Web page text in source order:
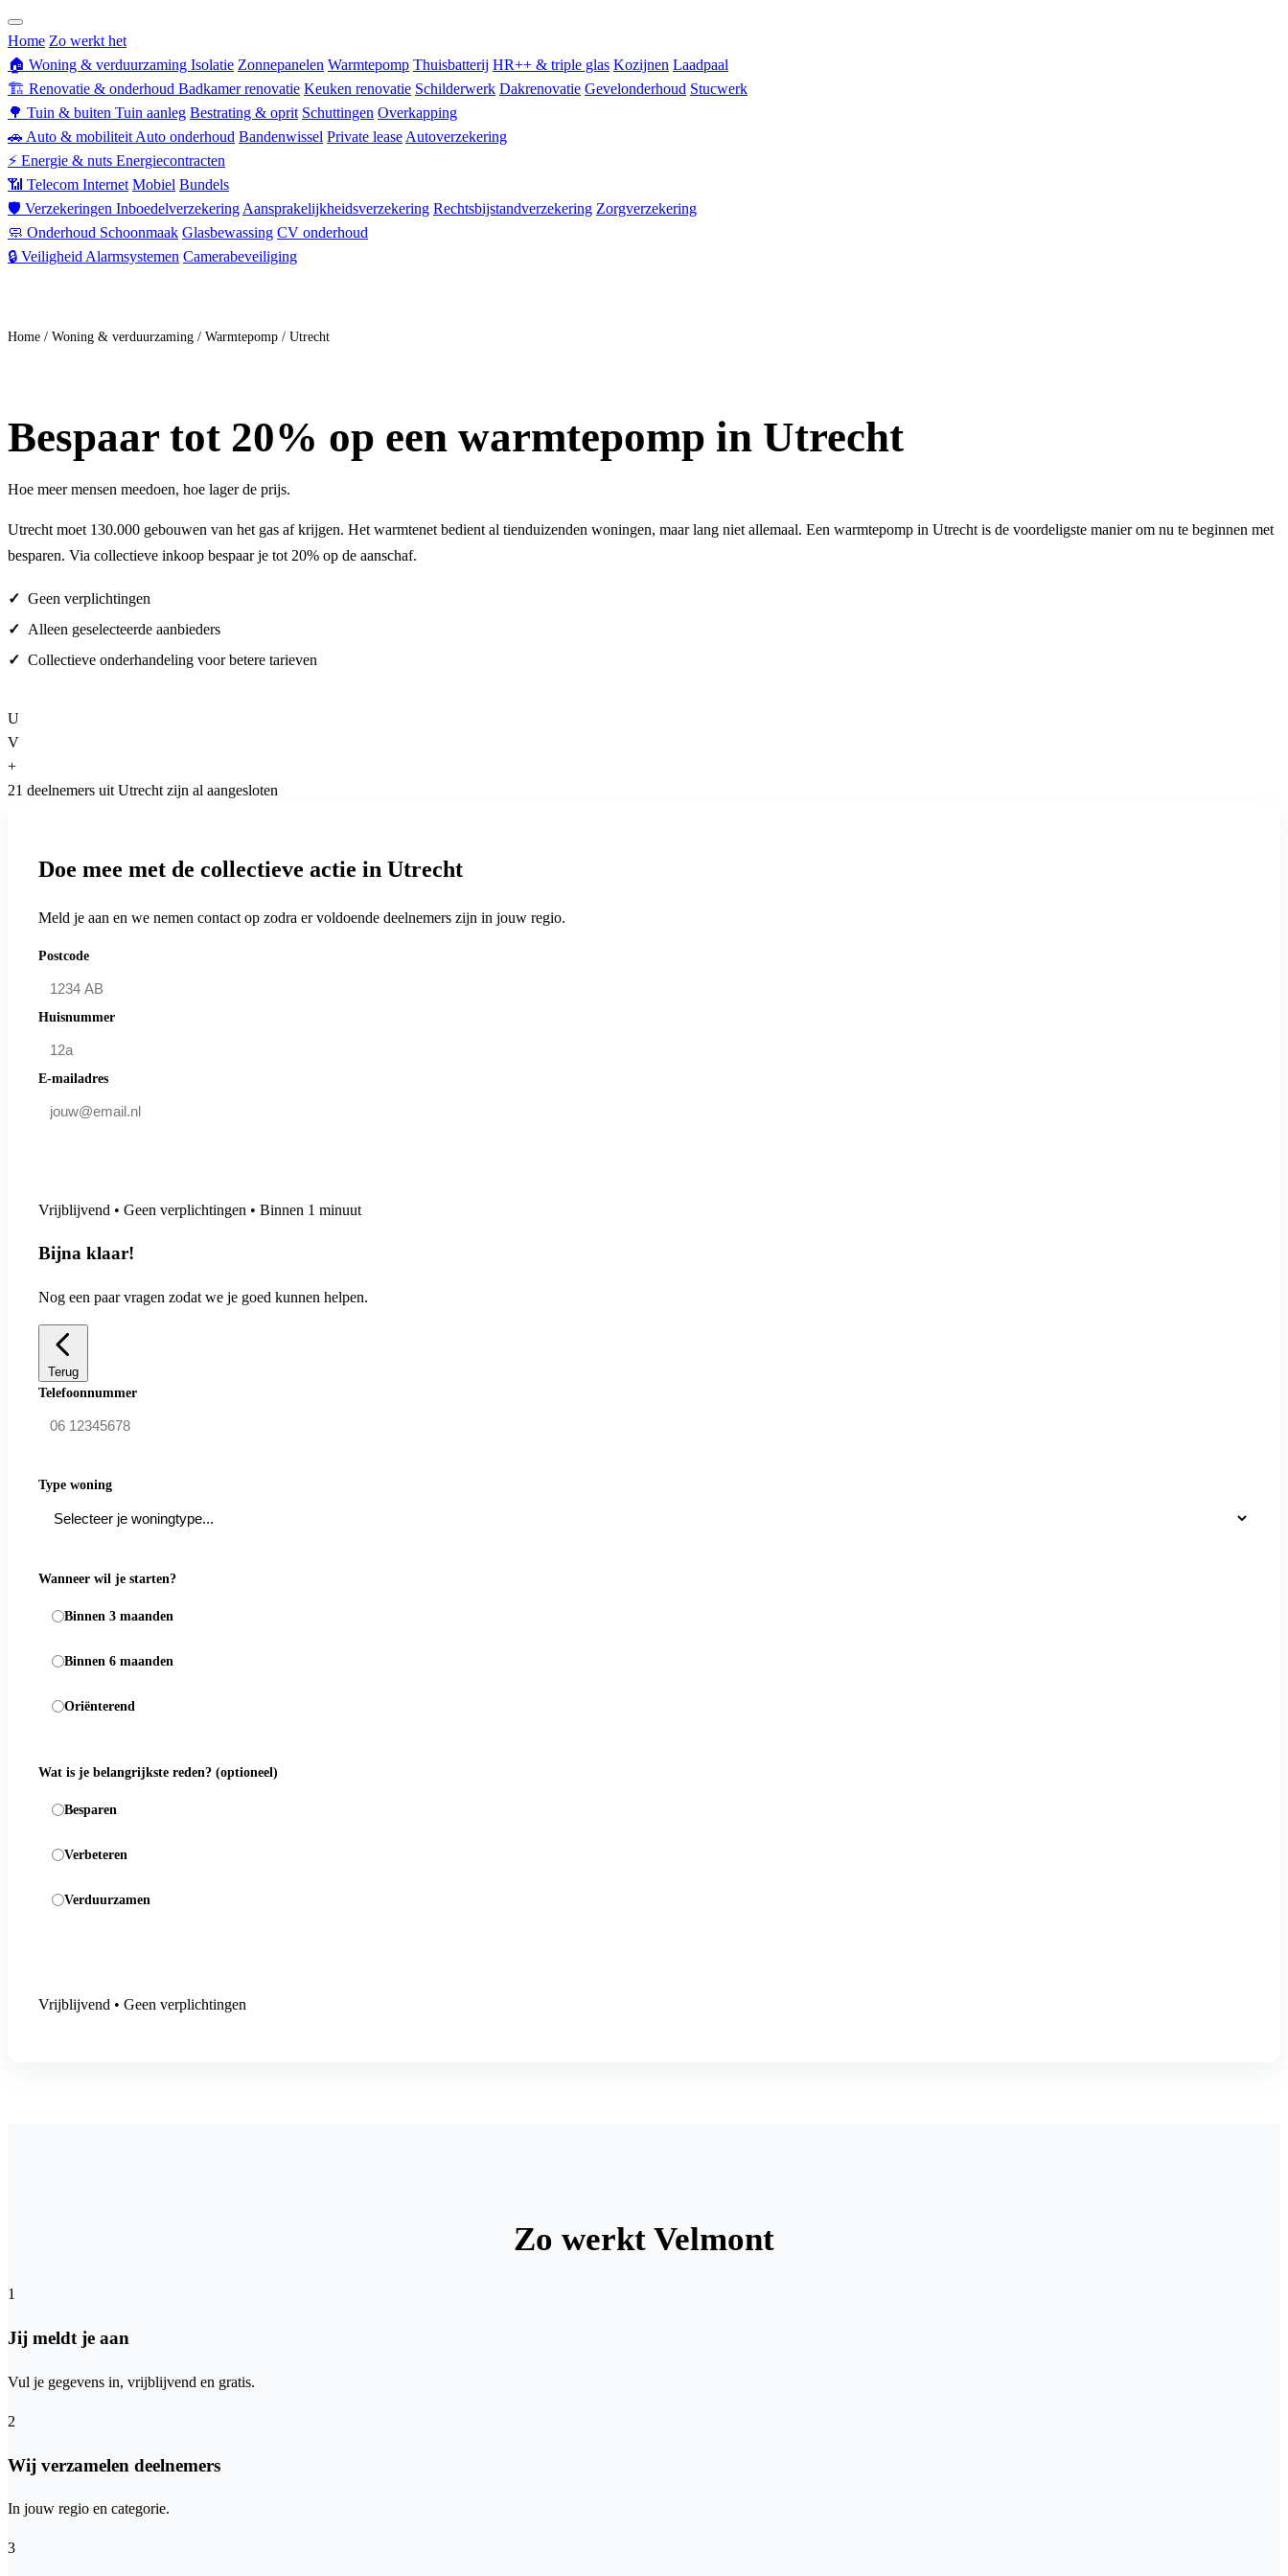
Home Zo werkt het
🏠 Woning & verduurzaming Isolatie Zonnepanelen Warmtepomp Thuisbatterij HR++ & triple glas Kozijnen Laadpaal
🏗 Renovatie & onderhoud Badkamer renovatie Keuken renovatie Schilderwerk Dakrenovatie Gevelonderhoud Stucwerk
🌳 Tuin & buiten Tuin aanleg Bestrating & oprit Schuttingen Overkapping
🚗 Auto & mobiliteit Auto onderhoud Bandenwissel Private lease Autoverzekering
⚡ Energie & nuts Energiecontracten
📶 Telecom Internet Mobiel Bundels
🛡 Verzekeringen Inboedelverzekering Aansprakelijkheidsverzekering Rechtsbijstandverzekering Zorgverzekering
🧼 Onderhoud Schoonmaak Glasbewassing CV onderhoud
🔒 Veiligheid Alarmsystemen Camerabeveiliging
Home / Woning & verduurzaming / Warmtepomp / Utrecht
Bespaar tot 20% op een warmtepomp in Utrecht
Hoe meer mensen meedoen, hoe lager de prijs.
Utrecht moet 130.000 gebouwen van het gas af krijgen. Het warmtenet bedient al tienduizenden woningen, maar lang niet allemaal. Een warmtepomp in Utrecht is de voordeligste manier om nu te beginnen met
besparen. Via collectieve inkoop bespaar je tot 20% op de aanschaf.
Geen verplichtingen
Alleen geselecteerde aanbieders
Collectieve onderhandeling voor betere tarieven
U
V
+
21 deelnemers uit Utrecht zijn al aangesloten
Doe mee met de collectieve actie in Utrecht
Meld je aan en we nemen contact op zodra er voldoende deelnemers zijn in jouw regio.
Postcode
Huisnummer
E-mailadres
Vrijblijvend • Geen verplichtingen • Binnen 1 minuut
Bijna klaar!
Nog een paar vragen zodat we je goed kunnen helpen.
Terug
Telefoonnummer
Type woning
Wanneer wil je starten?
Binnen 3 maanden
Binnen 6 maanden
Oriënterend
Wat is je belangrijkste reden? (optioneel)
Besparen
Verbeteren
Verduurzamen
Vrijblijvend • Geen verplichtingen
Zo werkt Velmont
1
Jij meldt je aan
Vul je gegevens in, vrijblijvend en gratis.
2
Wij verzamelen deelnemers
In jouw regio en categorie.
3